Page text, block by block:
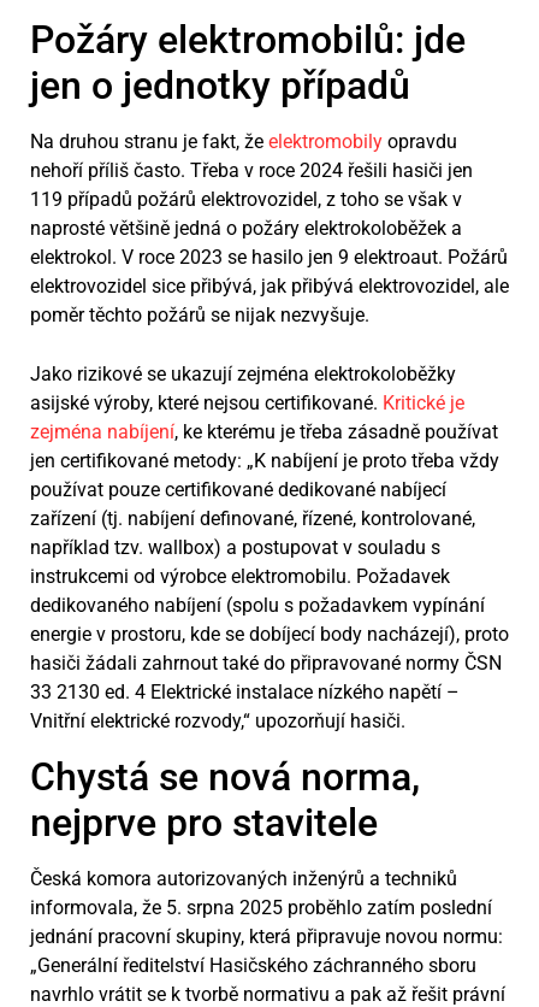
Požáry elektromobilů: jde
jen o jednotky případů
Na druhou stranu je fakt, že elektromobily opravdu
nehoří příliš často. Třeba v roce 2024 řešili hasiči jen
119 případů požárů elektrovozidel, z toho se však v
naprosté většině jedná o požáry elektrokoloběžek a
elektrokol. V roce 2023 se hasilo jen 9 elektroaut. Požárů
elektrovozidel sice přibývá, jak přibývá elektrovozidel, ale
poměr těchto požárů se nijak nezvyšuje.
Jako rizikové se ukazují zejména elektrokoloběžky
asijské výroby, které nejsou certifikované. Kritické je
zejména nabíjení, ke kterému je třeba zásadně používat
jen certifikované metody: „K nabíjení je proto třeba vždy
používat pouze certifikované dedikované nabíjecí
zařízení (tj. nabíjení definované, řízené, kontrolované,
například tzv. wallbox) a postupovat v souladu s
instrukcemi od výrobce elektromobilu. Požadavek
dedikovaného nabíjení (spolu s požadavkem vypínání
energie v prostoru, kde se dobíjecí body nacházejí), proto
hasiči žádali zahrnout také do připravované normy ČSN
33 2130 ed. 4 Elektrické instalace nízkého napětí –
Vnitřní elektrické rozvody,“ upozorňují hasiči.
Chystá se nová norma,
nejprve pro stavitele
Česká komora autorizovaných inženýrů a techniků
informovala, že 5. srpna 2025 proběhlo zatím poslední
jednání pracovní skupiny, která připravuje novou normu:
„Generální ředitelství Hasičského záchranného sboru
navrhlo vrátit se k tvorbě normativu a pak až řešit právní